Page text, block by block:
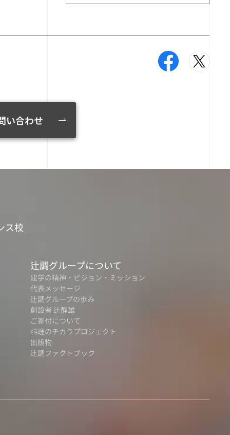
い合わせ
ス校
辻調グループについて
建学の精神・ビジョン・ミッション
代表メッセージ
辻調グループの歩み
創設者 辻静雄
ご寄付について
料理のチカラプロジェクト
出版物
辻調ファクトブック